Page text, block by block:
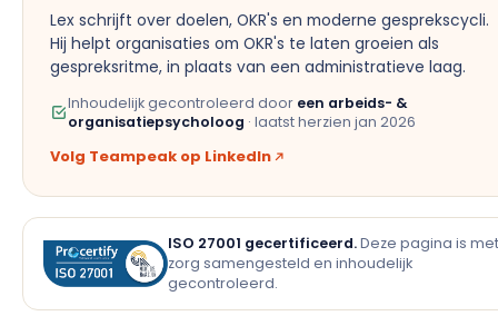
Lex schrijft over doelen, OKR's en moderne gesprekscycli.
Hij helpt organisaties om OKR's te laten groeien als
gespreksritme, in plaats van een administratieve laag.
Inhoudelijk gecontroleerd door een arbeids- &
organisatiepsycholoog · laatst herzien jan 2026
Volg Teampeak op LinkedIn
ISO 27001 gecertificeerd.Deze pagina is met
zorg samengesteld en inhoudelijk
gecontroleerd.